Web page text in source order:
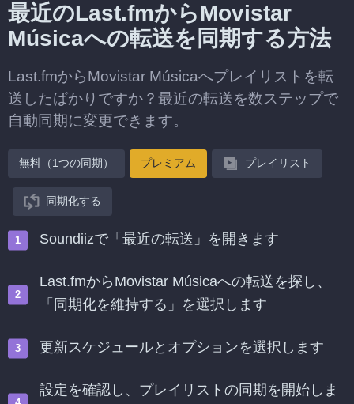
最近のLast.fmからMovistar
Músicaへの転送を同期する方法
Last.fmからMovistar Músicaへプレイリストを転
送したばかりですか？最近の転送を数ステップで
自動同期に変更できます。
無料（1つの同期） プレミアム プレイリスト
同期化する
Soundiizで「最近の転送」を開きます
Last.fmからMovistar Músicaへの転送を探し、
「同期化を維持する」を選択します
更新スケジュールとオプションを選択します
設定を確認し、プレイリストの同期を開始しま